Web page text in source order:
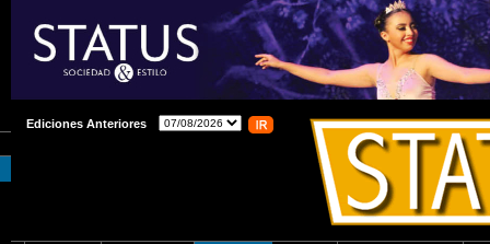
Ediciones Anteriores